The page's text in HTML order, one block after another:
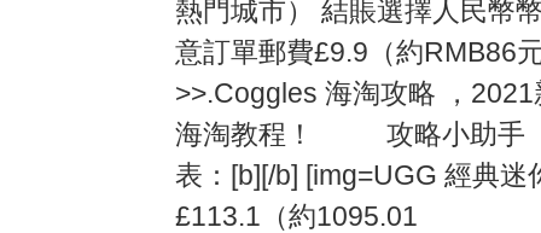
熱門城市） 結賬選擇人民幣
意訂單郵費£9.9（約RMB86
>>.Coggles 海淘攻略 ，
海淘教程！ 攻略小助手
表：[b][/b] [img=UGG 經典迷
£113.1（約1095.01